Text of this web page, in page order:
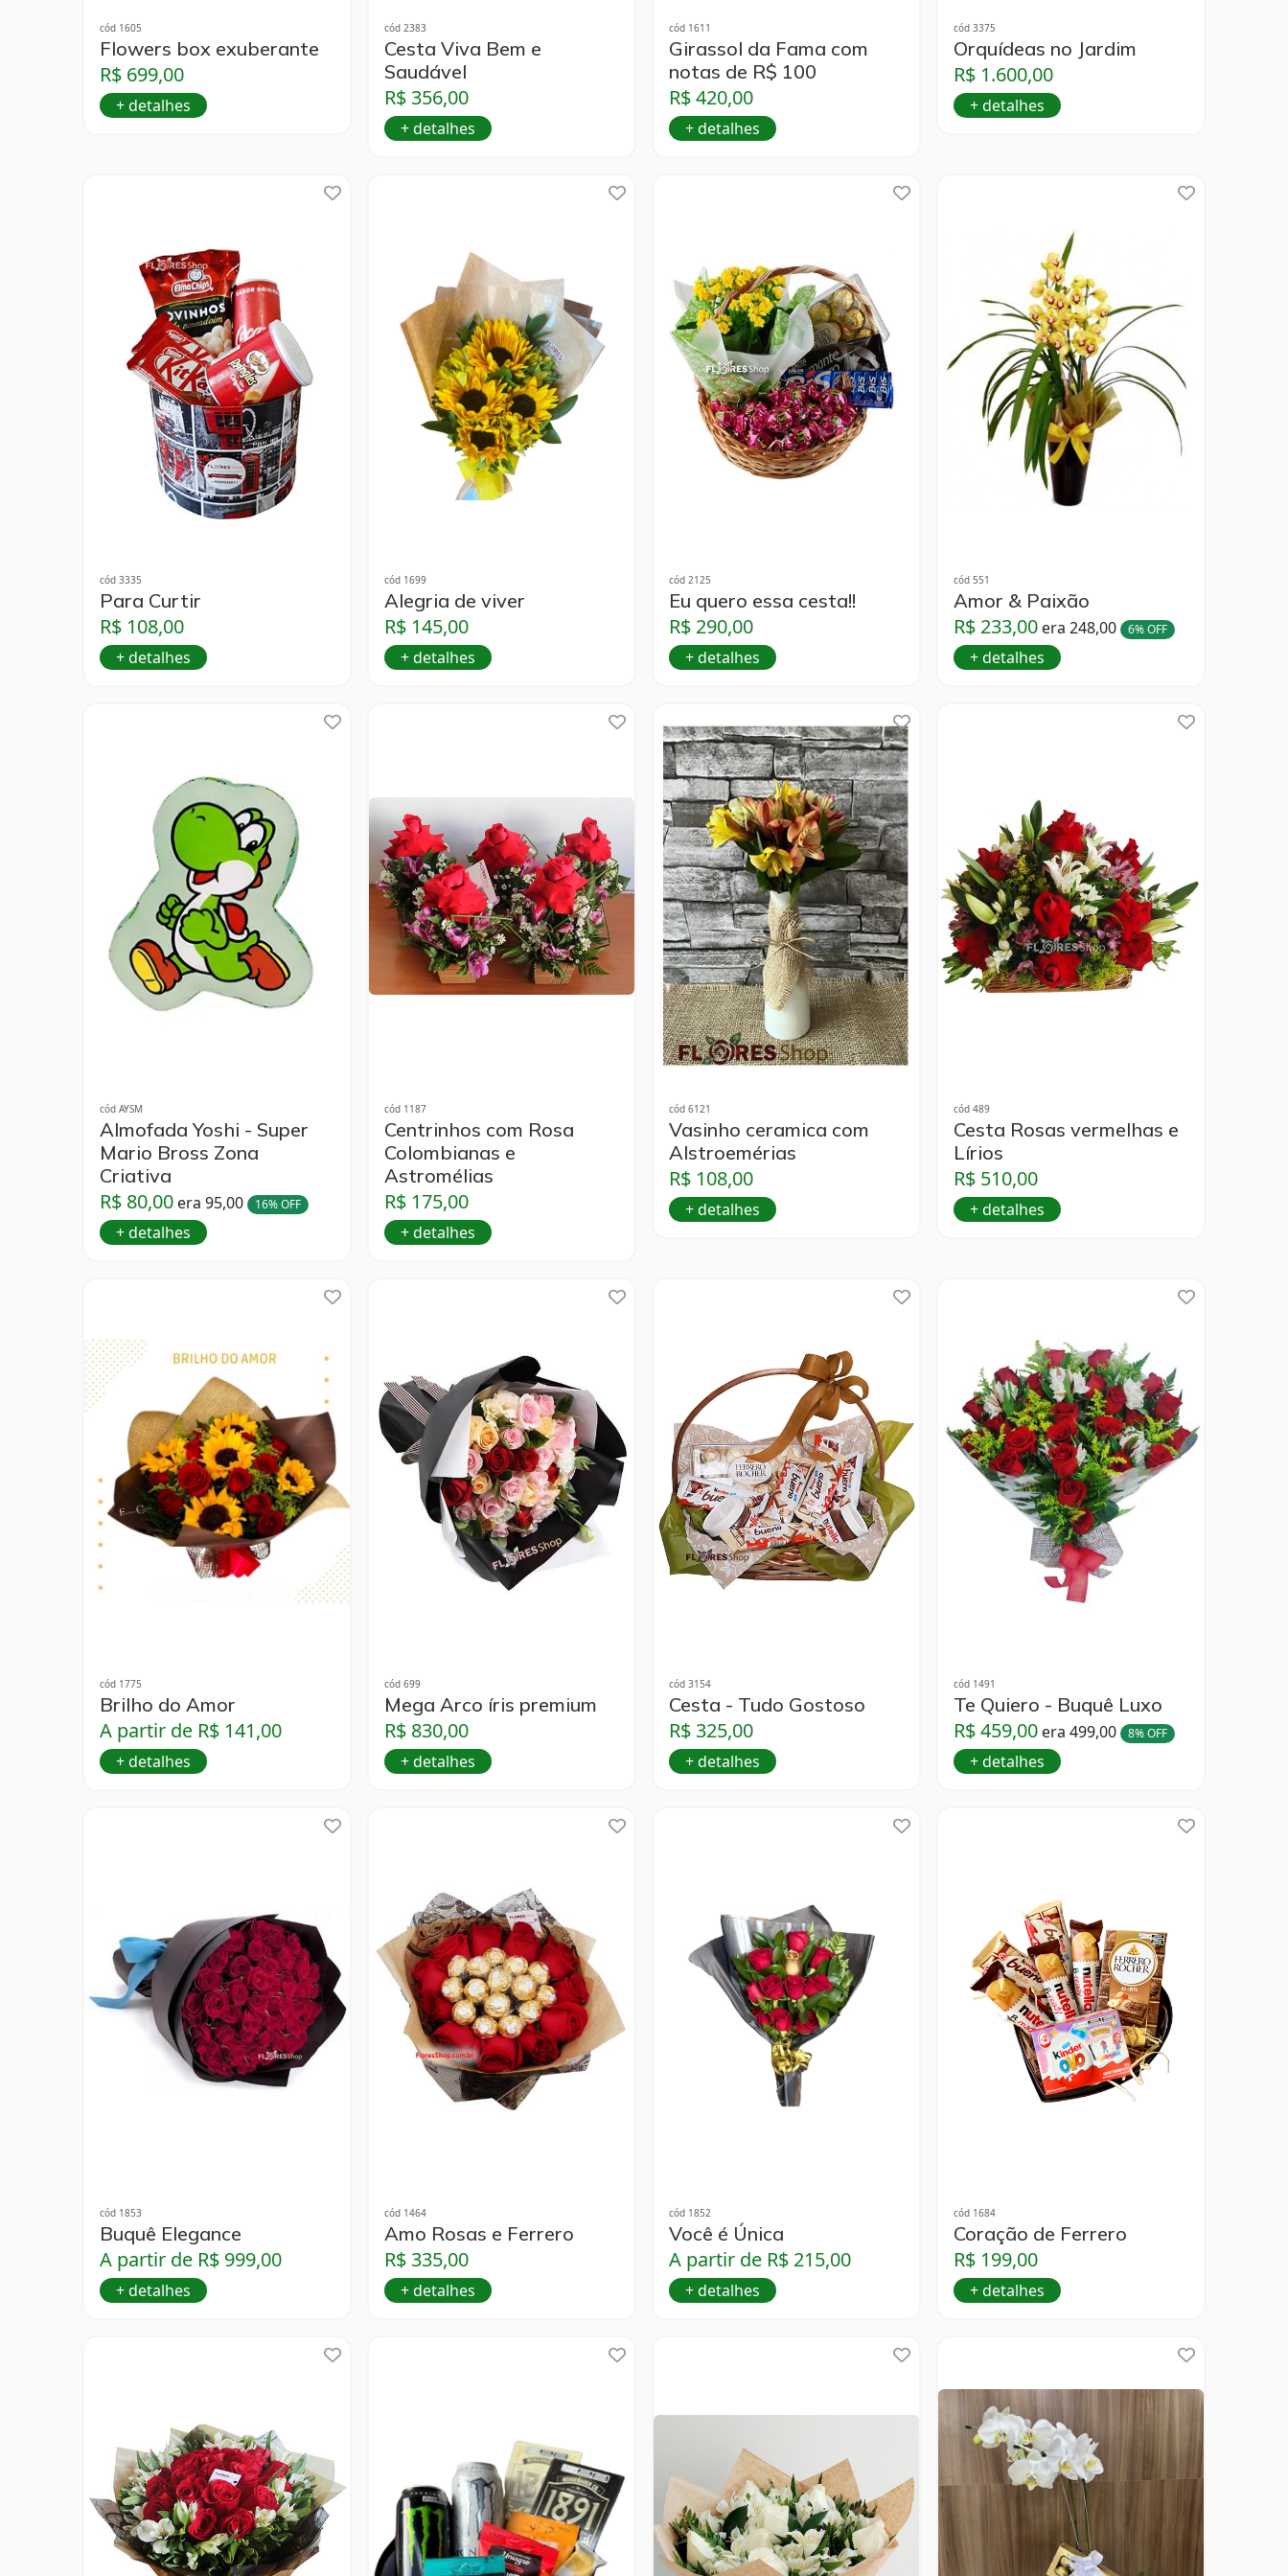
cód 1605
Flowers box exuberante
R$ 699,00
+ detalhes
cód 2383
Cesta Viva Bem e
Saudável
R$ 356,00
+ detalhes
cód 1611
Girassol da Fama com
notas de R$ 100
R$ 420,00
+ detalhes
cód 3375
Orquídeas no Jardim
R$ 1.600,00
+ detalhes
cód 3335
Para Curtir
R$ 108,00
+ detalhes
cód 1699
Alegria de viver
R$ 145,00
+ detalhes
cód 2125
Eu quero essa cesta!!
R$ 290,00
+ detalhes
cód 551
Amor & Paixão
R$ 233,00 era 248,00 6% OFF
+ detalhes
cód AYSM
Almofada Yoshi - Super
Mario Bross Zona
Criativa
R$ 80,00 era 95,00 16% OFF
+ detalhes
cód 1187
Centrinhos com Rosa
Colombianas e
Astromélias
R$ 175,00
+ detalhes
cód 6121
Vasinho ceramica com
Alstroemérias
R$ 108,00
+ detalhes
cód 489
Cesta Rosas vermelhas e
Lírios
R$ 510,00
+ detalhes
cód 1775
Brilho do Amor
A partir de R$ 141,00
+ detalhes
cód 699
Mega Arco íris premium
R$ 830,00
+ detalhes
cód 3154
Cesta - Tudo Gostoso
R$ 325,00
+ detalhes
cód 1491
Te Quiero - Buquê Luxo
R$ 459,00 era 499,00 8% OFF
+ detalhes
cód 1853
Buquê Elegance
A partir de R$ 999,00
+ detalhes
cód 1464
Amo Rosas e Ferrero
R$ 335,00
+ detalhes
cód 1852
Você é Única
A partir de R$ 215,00
+ detalhes
cód 1684
Coração de Ferrero
R$ 199,00
+ detalhes